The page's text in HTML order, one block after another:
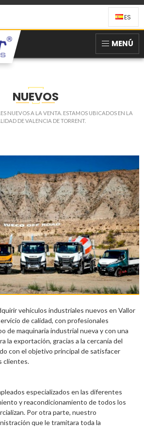
ES
MENÚ
NUEVOS
NUEVOS A LA VENTA. ESTAMOS UBICADOS EN LA
DE VALENCIA DE TORRENT.
vehículos industriales nuevos en Vallor
de calidad, con profesionales
de maquinaria industrial nueva y con una
la exportación, gracias a la cercanía del
con el objetivo principal de satisfacer
clientes.
especializados en las diferentes
y reacondicionamiento de todos los
Por otra parte, nuestro
que le tramitara toda la